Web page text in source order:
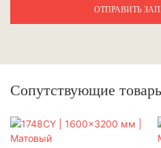
ОТПРАВИТЬ
Сопутствующие